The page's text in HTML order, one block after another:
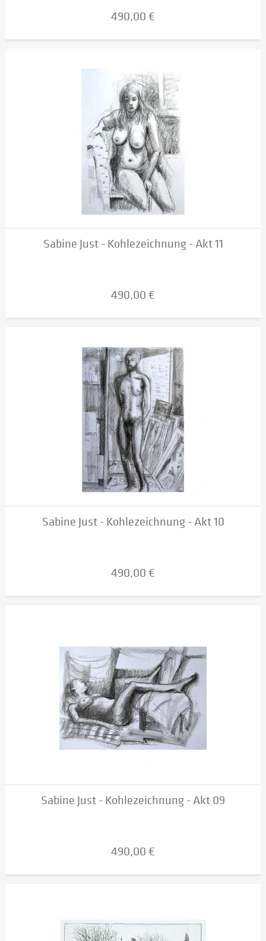
490,00 €
Sabine Just - Kohlezeichnung - Akt 11
490,00 €
Sabine Just - Kohlezeichnung - Akt 10
490,00 €
Sabine Just - Kohlezeichnung - Akt 09
490,00 €